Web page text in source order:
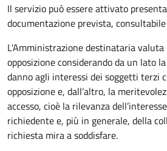
Il servizio può essere attivato
documentazione prevista,
L'Amministrazione destinataria
opposizione considerando da un lato
danno agli interessi dei soggetti terzi
opposizione e, dall’altro, la
accesso, cioè la rilevanza
richiedente e, più in generale, della
richiesta mira a soddisfare.